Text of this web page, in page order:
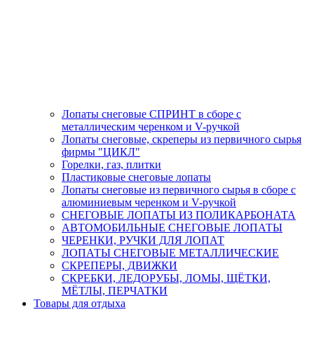
Лопаты снеговые СПРИНТ в сборе с
металлическим черенком и V-ручкой
Лопаты снеговые, скреперы из первичного сырья
фирмы "ЦИКЛ"
Горелки, газ, плитки
Пластиковые снеговые лопаты
Лопаты снеговые из первичного сырья в сборе с
алюминиевым черенком и V-ручкой
СНЕГОВЫЕ ЛОПАТЫ ИЗ ПОЛИКАРБОНАТА
АВТОМОБИЛЬНЫЕ СНЕГОВЫЕ ЛОПАТЫ
ЧЕРЕНКИ, РУЧКИ ДЛЯ ЛОПАТ
ЛОПАТЫ СНЕГОВЫЕ МЕТАЛЛИЧЕСКИЕ
СКРЕПЕРЫ, ДВИЖКИ
СКРЕБКИ, ЛЕДОРУБЫ, ЛОМЫ, ЩЁТКИ,
МЁТЛЫ, ПЕРЧАТКИ
Товары для отдыха